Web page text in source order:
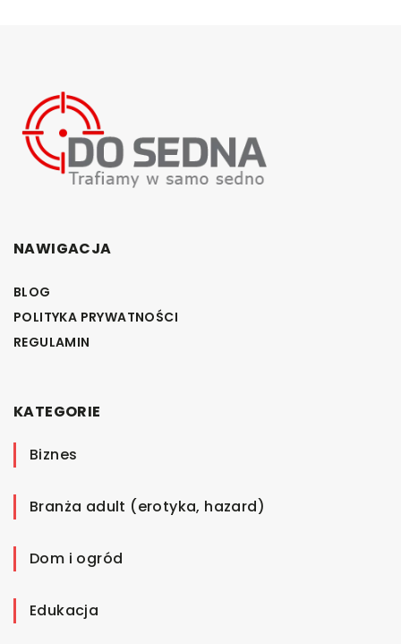
NAWIGACJA
BLOG
POLITYKA PRYWATNOŚCI
REGULAMIN
KATEGORIE
Biznes
Branża adult (erotyka, hazard)
Dom i ogród
Edukacja